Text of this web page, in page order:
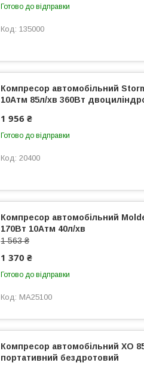
Готово до відправки
135000
Компресор автомобільний
10Атм 85л/хв 360Вт
1 956 ₴
Готово до відправки
20400
Компресор автомобільний
170Вт 10Атм 40л/хв
1 563 ₴
1 370 ₴
Готово до відправки
MA25100
Компресор автомобільний XO
портативний бездротовий